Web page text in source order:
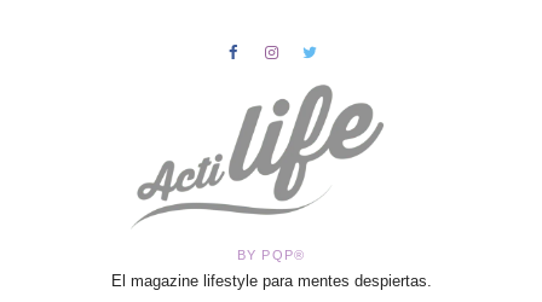
BY PQP®
El magazine lifestyle para mentes despiertas.
HOME
Salud